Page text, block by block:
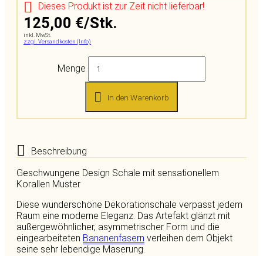
Dieses Produkt ist zur Zeit nicht lieferbar!
125,00 €/Stk.
inkl. MwSt.
zzgl. Versandkosten (Info)
Menge
In den Warenkorb
Beschreibung
Geschwungene Design Schale mit sensationellem
Korallen Muster
Diese wunderschöne Dekorationschale verpasst jedem
Raum eine moderne Eleganz. Das Artefakt glänzt mit
außergewöhnlicher, asymmetrischer Form und die
eingearbeiteten Bananenfasern verleihen dem Objekt
seine sehr lebendige Maserung.